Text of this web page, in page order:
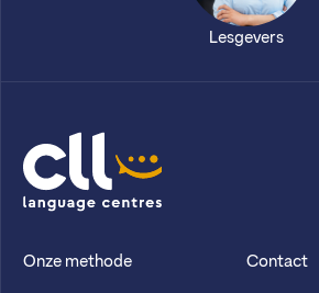
Lesgevers
CLL
Onze methode Contact